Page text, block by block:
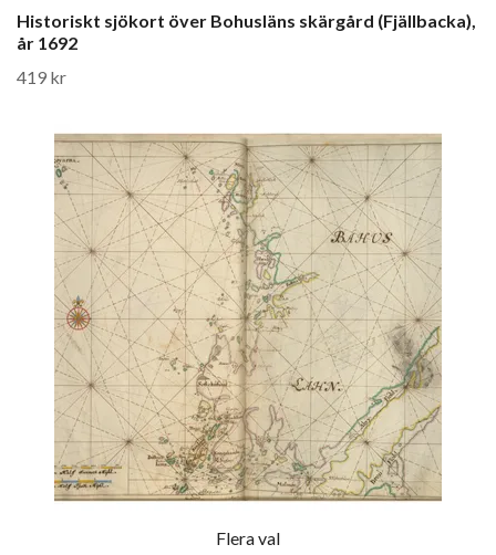
Historiskt sjökort över Bohusläns skärgård (Fjällbacka),
år 1692
419 kr
Flera val